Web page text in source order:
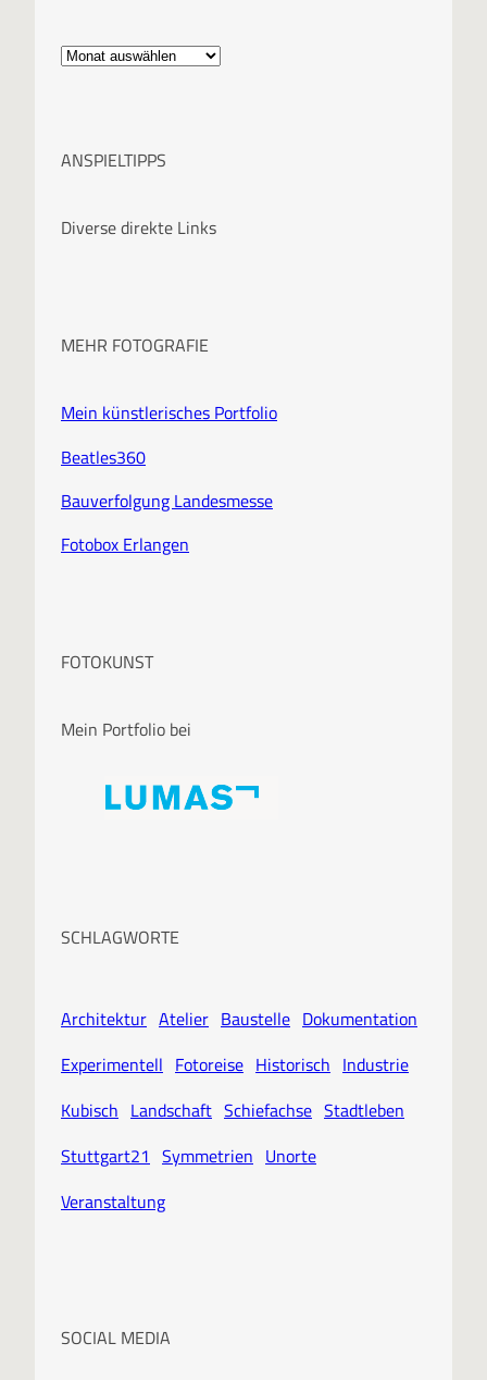
A
i
ANSPIELTIPPS
Diverse direkte Links
MEHR FOTOGRAFIE
Mein künstlerisches Portfolio
Beatles360
Bauverfolgung Landesmesse
Fotobox Erlangen
FOTOKUNST
Mein Portfolio bei
SCHLAGWORTE
Architektur Atelier Baustelle Dokumentation
Experimentell Fotoreise Historisch Industrie
Kubisch Landschaft Schiefachse Stadtleben
Stuttgart21 Symmetrien Unorte
Veranstaltung
SOCIAL MEDIA